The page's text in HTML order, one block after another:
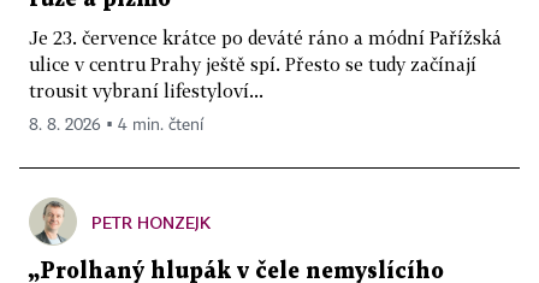
Je 23. července krátce po deváté ráno a módní Pařížská
ulice v centru Prahy ještě spí. Přesto se tudy začínají
trousit vybraní lifestyloví...
8. 8. 2026 ▪ 4 min. čtení
PETR HONZEJK
„Prolhaný hlupák v čele nemyslícího